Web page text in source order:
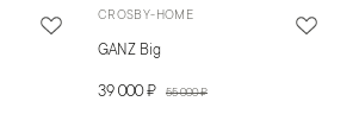
CROSBY-HOME
GANZ Big
39 000 ₽ 55 000 ₽